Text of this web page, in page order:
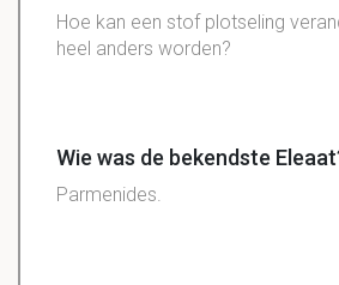
Hoe kan een stof plotseling
heel anders worden?
Wie was de bekendste
Parmenides.